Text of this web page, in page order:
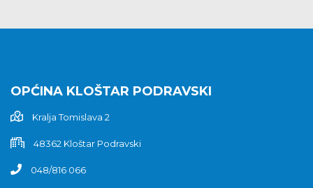
OPĆINA KLOŠTAR PODRAVSKI
Kralja Tomislava 2
48362 Kloštar Podravski
048/816 066